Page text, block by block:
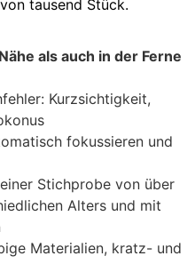
tausend Stück.
als auch in der Ferne
Kurzsichtigkeit,
fokussieren und
Stichprobe von über
Alters und mit
Materialien, kratz- und